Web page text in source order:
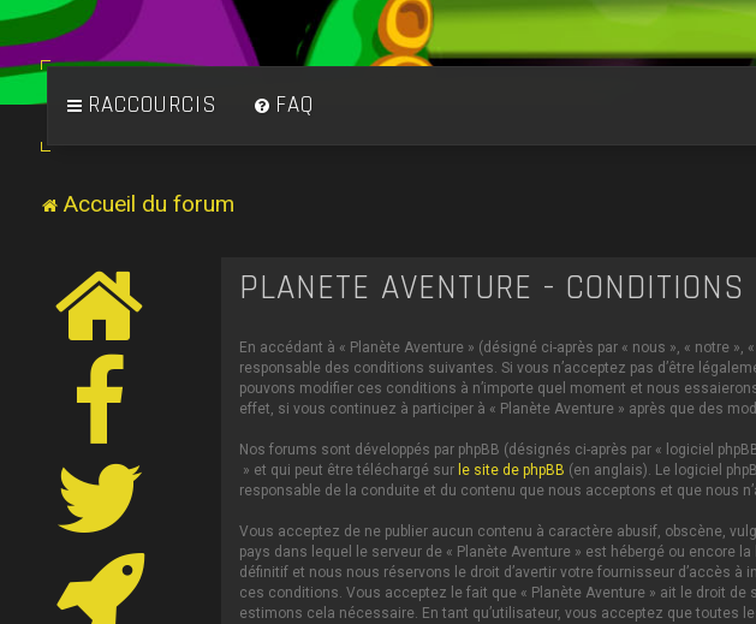
RACCOURCIS FAQ
Accueil du forum
PLANÈTE AVENTURE - CONDITIONS
En accédant à « Planète Aventure » (désigné ci-après par « nous », « notre
responsable des conditions suivantes. Si vous n’acceptez pas d’être
pouvons modifier ces conditions à n’importe quel moment et nous
effet, si vous continuez à participer à « Planète Aventure » après que des
Nos forums sont développés par phpBB (désignés ci-après par « logiciel
» et qui peut être téléchargé sur le site de phpBB (en anglais). Le logiciel
responsable de la conduite et du contenu que nous acceptons et que nous
Vous acceptez de ne publier aucun contenu à caractère abusif, obscène,
pays dans lequel le serveur de « Planète Aventure » est hébergé ou
définitif et nous nous réservons le droit d’avertir votre fournisseur d’accès
ces conditions. Vous acceptez le fait que « Planète Aventure » ait le droit de
estimons cela nécessaire. En tant qu’utilisateur, vous acceptez que